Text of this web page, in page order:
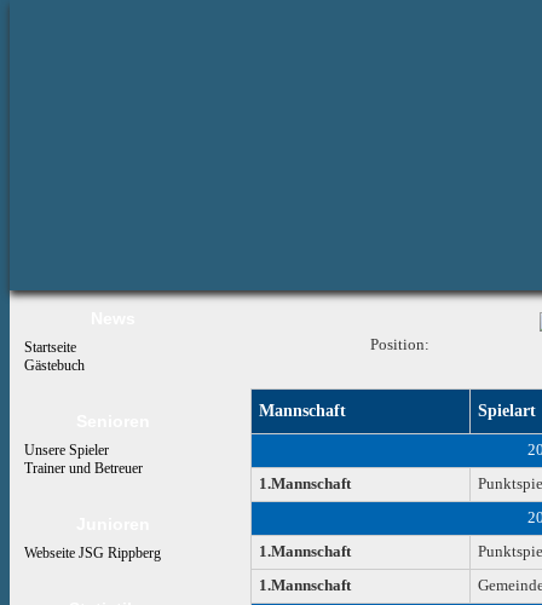
Startseite
Gästebuch
Unsere Spieler
Trainer und Betreuer
Webseite JSG Rippberg
Position:
Mannschaft Spielart
1.Mannschaft
1.Mannschaft
1.Mannschaft